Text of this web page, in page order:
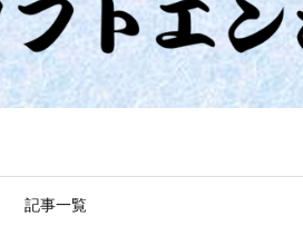
記事一覧